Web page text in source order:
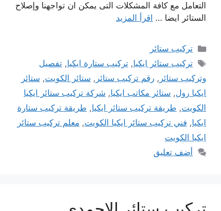
التعامل مع كافة المشكلات التى يمكن ان تواجهنا وإصلاح
الستائر ايضا … اقرأ المزيد
التصنيفات
تركيب ستائر
الوسوم
تركيب ستائر ايكيا,تركيب ستارة ايكيا,تفصيل
وتركيب ستائر , رقم تركيب ستائر , ستائر الكويت, ستائر
ايكيا رول, ستائر مكاتب ايكيا, شركة تركيب ستائر ايكيا
الكويت, طريقة تركيب ستائر ايكيا, طريقة تركيب ستارة
ايكيا, فني تركيب ستائر ايكيا الكويت, معلم تركيب ستائر
ايكيا الكويت
أضف تعليق